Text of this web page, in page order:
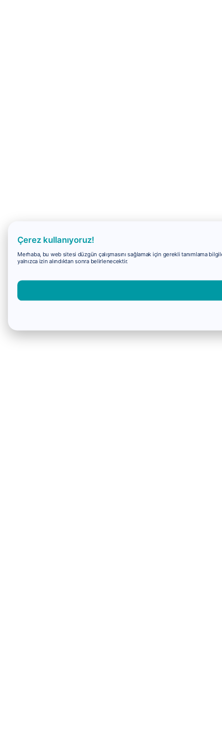
Çerez kullanıyoruz!
Merhaba, bu web sitesi düzgün çalışmasını sağlamak için gerekli tanımlama
yalnızca izin alındıktan sonra belirlenecektir.